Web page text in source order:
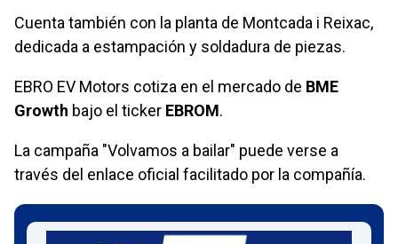
Cuenta también con la planta de Montcada i Reixac,
dedicada a estampación y soldadura de piezas.
EBRO EV Motors cotiza en el mercado de BME
Growth bajo el ticker EBROM.
La campaña "Volvamos a bailar" puede verse a
través del enlace oficial facilitado por la compañía.